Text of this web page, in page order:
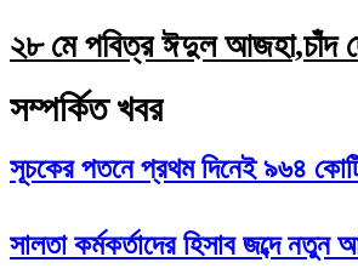
২৮ মে পবিত্র ঈদুল আজহা,চাঁদ
সম্পর্কিত খবর
সূচকের পতনে প্রথম দিনেই ৯৬৪
সালতা কর্মকর্তাদের হিসাব জব্দে নতুন